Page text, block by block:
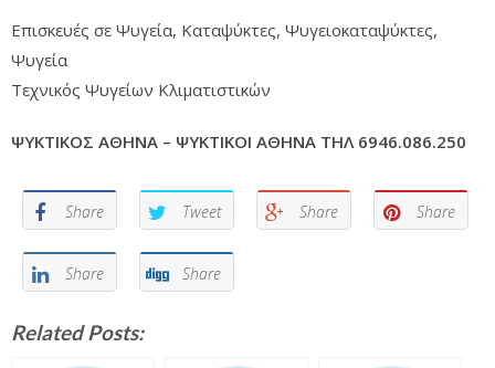
Επισκευές σε Ψυγεία, Καταψύκτες, Ψυγειοκαταψύκτες,
Ψυγεία
Τεχνικός Ψυγείων Κλιματιστικών
ΨΥΚΤΙΚΟΣ ΑΘΗΝΑ – ΨΥΚΤΙΚΟΙ ΑΘΗΝΑ ΤΗΛ 6946.086.250
Share Tweet Share Share
Share Share
Related Posts: